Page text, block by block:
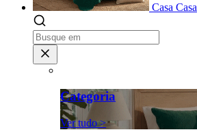
Casa Casa
Categoria
Ver tudo >